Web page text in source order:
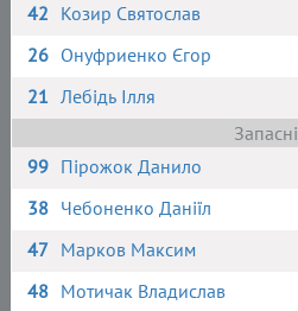
42 Козир Святослав
26 Онуфриенко Єгор
21 Лебідь Ілля
Запасні
99 Пірожок Данило
38 Чебоненко Даніїл
47 Марков Максим
48 Мотичак Владислав